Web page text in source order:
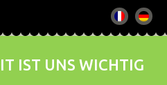
IST UNS WICHTIG